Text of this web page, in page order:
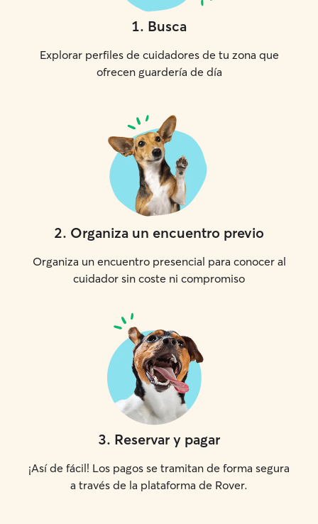
1. Busca
Explorar perfiles de cuidadores de tu zona que
ofrecen guardería de día
2. Organiza un encuentro previo
Organiza un encuentro presencial para conocer al
cuidador sin coste ni compromiso
3. Reservar y pagar
¡Así de fácil! Los pagos se tramitan de forma segura
a través de la plataforma de Rover.